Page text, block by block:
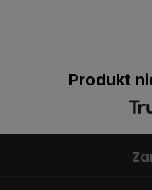
Produkt